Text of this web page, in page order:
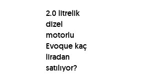
2.0 litrelik
dizel
motorlu
Evoque kaç
liradan
satılıyor?